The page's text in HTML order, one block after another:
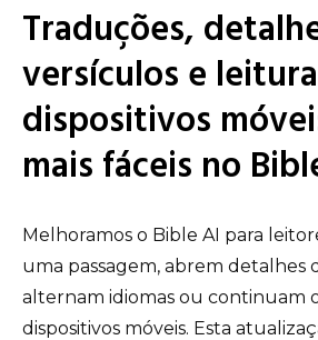
Traduções,
versículos e
dispositivos
mais fáceis no
Melhoramos o Bible AI para
uma passagem, abrem detalhes
alternam idiomas ou continuam
dispositivos móveis. Esta